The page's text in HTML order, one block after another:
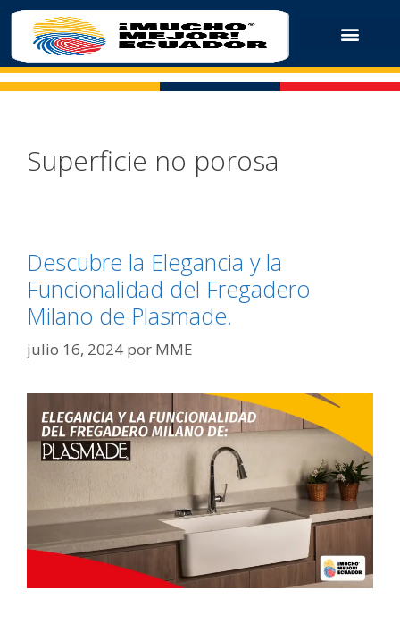
Superficie no porosa
Descubre la Elegancia y la
Funcionalidad del Fregadero
Milano de Plasmade.
julio 16, 2024 por MME